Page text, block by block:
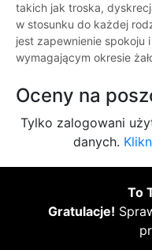
takich jak troska,
w stosunku do każdej
jest zapewnienie
wymagającym okresie
Oceny na
Tylko zalogowani
danych.
To
Gratulacje!